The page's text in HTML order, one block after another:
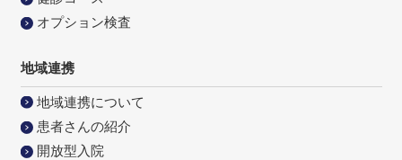
オプション検査
地域連携
地域連携について
患者さんの紹介
開放型入院